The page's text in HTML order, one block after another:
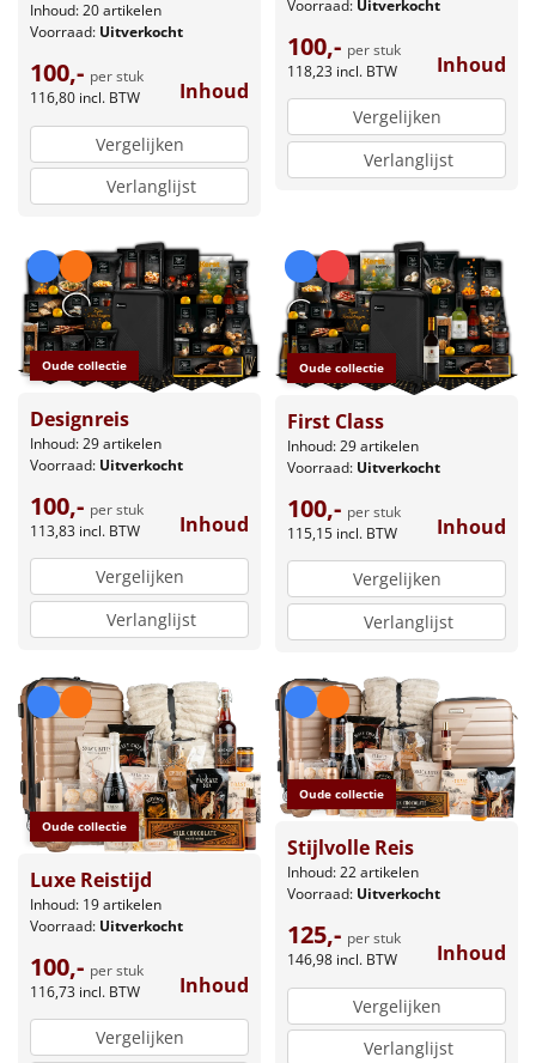
Inhoud: 20 artikelen
Voorraad: Uitverkocht
100,- per stuk
116,80 incl. BTW Inhoud
Vergelijken
Verlanglijst
Voorraad: Uitverkocht
100,- per stuk
118,23 incl. BTW Inhoud
Vergelijken
Verlanglijst
Oude collectie
Designreis
Inhoud: 29 artikelen
Voorraad: Uitverkocht
100,- per stuk
113,83 incl. BTW Inhoud
Vergelijken
Verlanglijst
Oude collectie
First Class
Inhoud: 29 artikelen
Voorraad: Uitverkocht
100,- per stuk
115,15 incl. BTW Inhoud
Vergelijken
Verlanglijst
Oude collectie
Luxe Reistijd
Inhoud: 19 artikelen
Voorraad: Uitverkocht
100,- per stuk
116,73 incl. BTW Inhoud
Vergelijken
Oude collectie
Stijlvolle Reis
Inhoud: 22 artikelen
Voorraad: Uitverkocht
125,- per stuk
146,98 incl. BTW Inhoud
Vergelijken
Verlanglijst